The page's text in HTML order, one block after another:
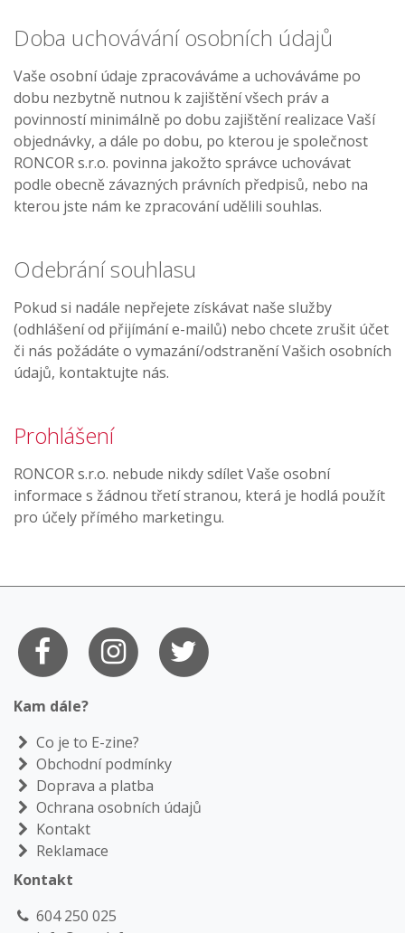
Doba uchovávání osobních údajů
Vaše osobní údaje zpracováváme a uchováváme po
dobu nezbytně nutnou k zajištění všech práv a
povinností minimálně po dobu zajištění realizace Vaší
objednávky, a dále po dobu, po kterou je společnost
RONCOR s.r.o. povinna jakožto správce uchovávat
podle obecně závazných právních předpisů, nebo na
kterou jste nám ke zpracování udělili souhlas.
Odebrání souhlasu
Pokud si nadále nepřejete získávat naše služby
(odhlášení od přijímání e-mailů) nebo chcete zrušit účet
či nás požádáte o vymazání/odstranění Vašich osobních
údajů, kontaktujte nás.
Prohlášení
RONCOR s.r.o. nebude nikdy sdílet Vaše osobní
informace s žádnou třetí stranou, která je hodlá použít
pro účely přímého marketingu.
Kam dále?
Co je to E-zine?
Obchodní podmínky
Doprava a platba
Ochrana osobních údajů
Kontakt
Reklamace
Kontakt
604 250 025